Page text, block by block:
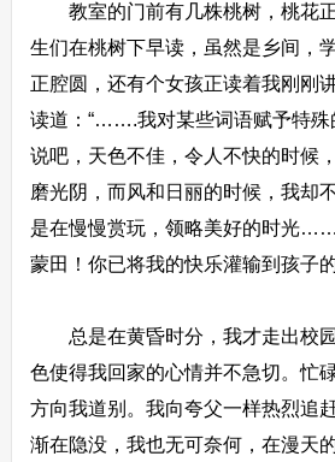
教室的门前有几株桃树，桃花正
生们在桃树下早读，虽然是乡间，
正腔圆，还有个女孩正读着我刚刚
读道：“…….我对某些词语赋予特殊
说吧，天色不佳，令人不快的时候
磨光阴，而风和日丽的时候，我却
是在慢慢赏玩，领略美好的时光
蒙田！你已将我的快乐灌输到孩子
总是在黄昏时分，我才走出校
色使得我回家的心情并不急切。忙
方向我道别。我向夸父一样热烈追
渐在隐没，我也无可奈何，在漫天